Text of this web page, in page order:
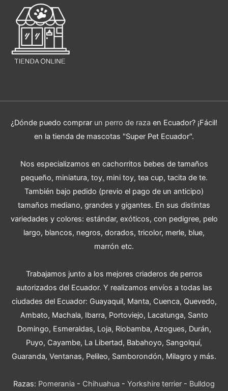
¿Dónde puedo comprar un perro de raza en Ecuador? ¡Fácil!
en la tienda de mascotas "Super Pet Ecuador".
Nos especializamos en cachorritos bebes de tamaños
pequeño, miniatura, toy, mini toy, tea cup, tacita de te.
También bajo pedido (previo el pago de un anticipo)
tamaños mediano, grandes y gigantes. En sus distintas
variedades y colores: estándar, exóticos, con pedigree, pelo
largo, blancos, negros, dorados, tricolor, merle, blue,
marrón etc.
Trabajamos junto a los mejores criaderos de perros
autorizados del Ecuador. Y realizamos envíos a todas las
ciudades del Ecuador: Guayaquil, Manta, Cuenca, Quevedo,
Ambato, Machala, Ibarra, Portoviejo, Lacatunga, Santo
Domingo, Esmeraldas, Loja, Riobamba, Azogues, Durán,
Puyo, Cayambe, La Libertad, Babahoyo, Sangolquí,
Guaranda, Ventanas, Pelileo, Samborondón, Milagro y más.
Razas: Pomerania - Chihuahua - Yorkshire terrier - Bulldog